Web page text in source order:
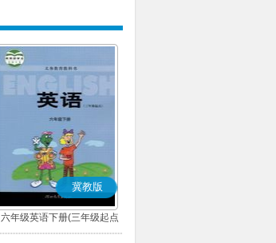
冀教版
六年级英语下册(三年级起点)